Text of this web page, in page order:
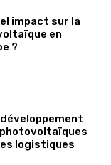
impact sur la
en
?
logistiques